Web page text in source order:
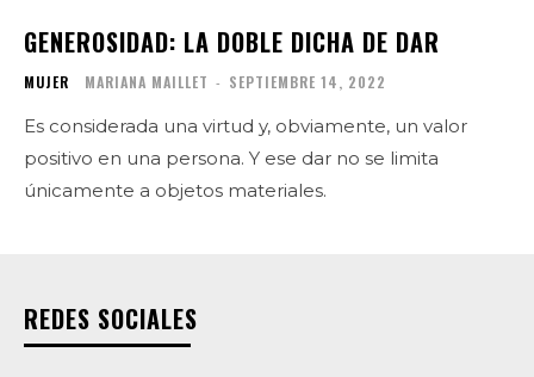
GENEROSIDAD: LA DOBLE DICHA DE DAR
MUJER MARIANA MAILLET - SEPTIEMBRE 14, 2022
Es considerada una virtud y, obviamente, un valor
positivo en una persona. Y ese dar no se limita
únicamente a objetos materiales.
REDES SOCIALES